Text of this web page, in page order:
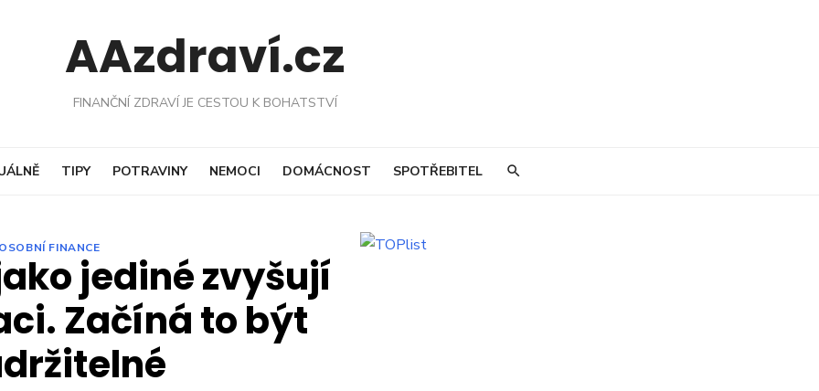
AAzdraví.cz
FINANČNÍ ZDRAVÍ JE CESTOU K BOHATSTVÍ
TIPY POTRAVINY NEMOCI DOMÁCNOST SPOTŘEBITEL
FINANCE
jediné zvyšují
Začíná to být